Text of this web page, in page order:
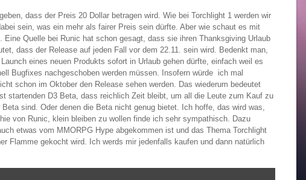
dass der Preis 20 Dollar betragen wird. Wie bei Torchlight 1 werden wir
sein, was ein mehr als fairer Preis sein dürfte. Aber wie schaut es mit
Eine Quelle bei Runic hat schon gesagt, dass sie ihren Thanksgiving Urlaub
dass der Release auf jeden Fall vor dem 22.11. sein wird. Bedenkt man,
eines neuen Produkts sofort in Urlaub gehen dürfte, einfach weil es
Bugfixes nachgeschoben werden müssen. Insofern würde ich mal
schon im Oktober den Release sehen werden. Das wiederum bedeutet
startenden D3 Beta, dass reichlich Zeit bleibt, um all die Leute zum Kauf zu
sind. Oder denen die Beta nicht genug bietet. Ich hoffe, das wird was,
von Runic, klein bleiben zu wollen finde ich sehr sympathisch. Dazu
etwas vom MMORPG Hype abgekommen ist und das Thema Torchlight
Flamme gekocht wird. Ich werds mir jedenfalls kaufen und dann natürlich